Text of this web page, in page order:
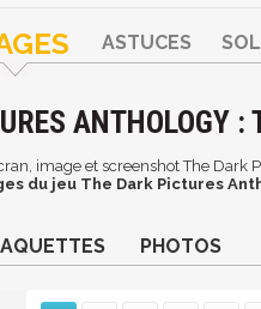
ASTUCES
ANTHOLOGY :
image et screenshot The Dark
du jeu The Dark Pictures
PHOTOS